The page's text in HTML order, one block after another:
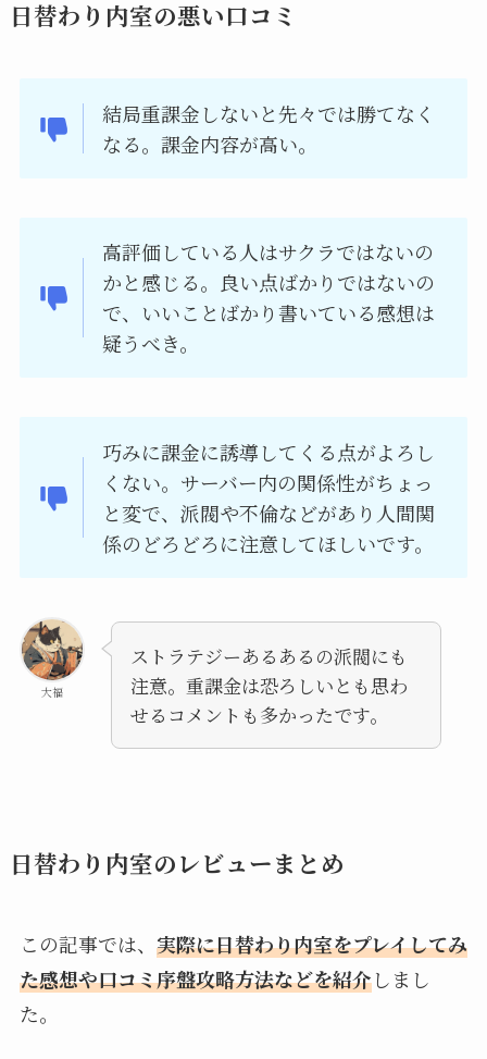
日替わり内室の悪い口コミ
結局重課金しないと先々では勝てなく
なる。課金内容が高い。
高評価している人はサクラではないの
かと感じる。良い点ばかりではないの
で、いいことばかり書いている感想は
疑うべき。
巧みに課金に誘導してくる点がよろし
くない。サーバー内の関係性がちょっ
と変で、派閥や不倫などがあり人間関
係のどろどろに注意してほしいです。
大福
ストラテジーあるあるの派閥にも
注意。重課金は恐ろしいとも思わ
せるコメントも多かったです。
日替わり内室のレビューまとめ
この記事では、 実際に日替わり内室をプレイしてみ
た感想や口コミ序盤攻略方法などを紹介しまし
た。